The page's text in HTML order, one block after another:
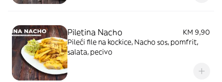
Piletina Nacho
KM 9,90
Pileći file na kockice, Nacho sos, pomfrit,
salata, pecivo